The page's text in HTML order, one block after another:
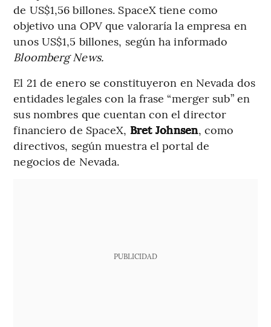
de US$1,56 billones. SpaceX tiene como
objetivo una OPV que valoraría la empresa en
unos US$1,5 billones, según ha informado
Bloomberg News.
El 21 de enero se constituyeron en Nevada dos
entidades legales con la frase “merger sub” en
sus nombres que cuentan con el director
financiero de SpaceX, Bret Johnsen, como
directivos, según muestra el portal de
negocios de Nevada.
PUBLICIDAD